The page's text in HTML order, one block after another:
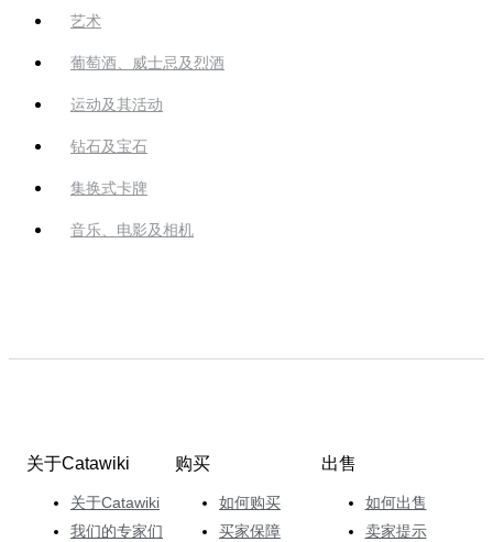
艺术
葡萄酒、威士忌及烈酒
运动及其活动
钻石及宝石
集换式卡牌
音乐、电影及相机
关于Catawiki
关于Catawiki
我们的专家们
购买
如何购买
买家保障
出售
如何出售
卖家提示